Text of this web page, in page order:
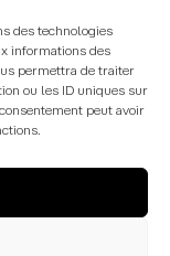
des technologies
informations des
permettra de traiter
ou les ID uniques sur
peut avoir